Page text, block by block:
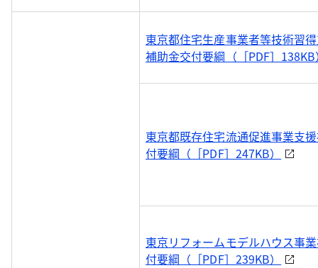
東京都住宅生産事業者等技術習
補助金交付要綱（［PDF］
東京都既存住宅流通促進事業支
付要綱（［PDF］247KB）
東京リフォームモデルハウス事
付要綱（［PDF］239KB）